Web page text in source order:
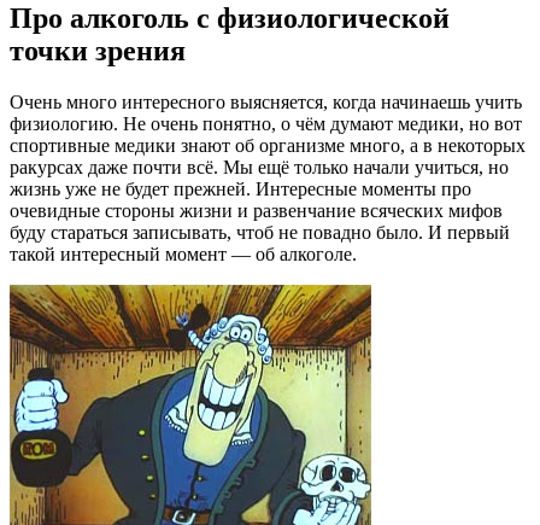
Про алкоголь с физиологической
точки зрения
Очень много интересного выясняется, когда начинаешь учить
физиологию. Не очень понятно, о чём думают медики, но вот
спортивные медики знают об организме много, а в некоторых
ракурсах даже почти всё. Мы ещё только начали учиться, но
жизнь уже не будет прежней. Интересные моменты про
очевидные стороны жизни и развенчание всяческих мифов
буду стараться записывать, чтоб не повадно было. И первый
такой интересный момент — об алкоголе.